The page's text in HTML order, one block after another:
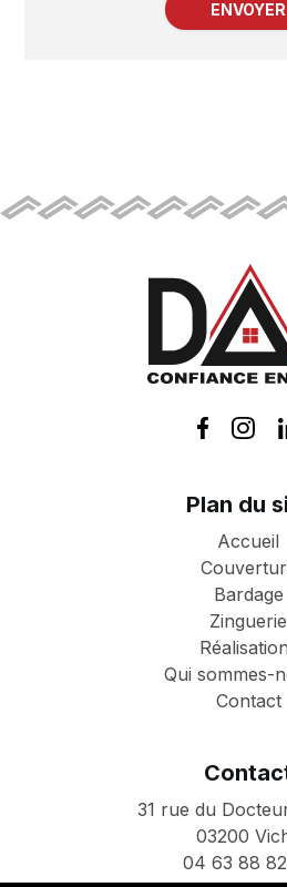
Plan du
Accueil
Bardage
Zinguerie
Qui sommes-
Contact
31 rue du
03200
04 63 88